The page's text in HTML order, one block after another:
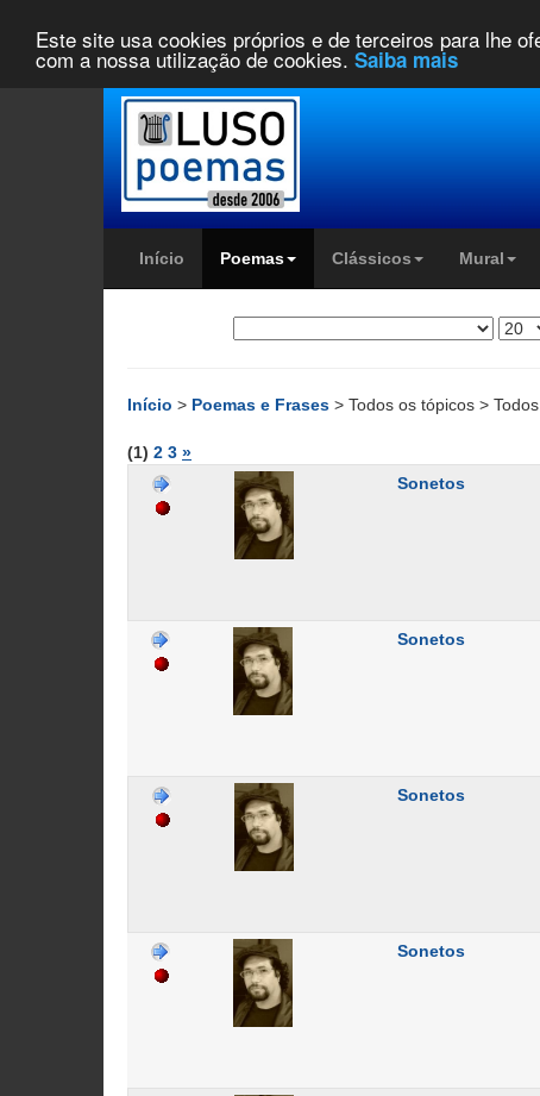
Este site usa cookies próprios e de terceiros para lhe
com a nossa utilização de cookies. Saiba mais
Início Poemas Clássicos Mural
Início > Poemas e Frases > Todos os tópicos >
(1) 2 3 »
Sonetos
Sonetos
Sonetos
Sonetos